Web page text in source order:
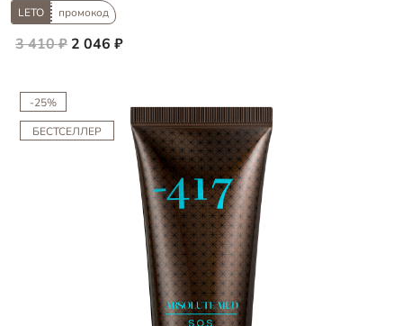
LETO промокод
3 410 ₽ 2 046 ₽
-25%
БЕСТСЕЛЛЕР